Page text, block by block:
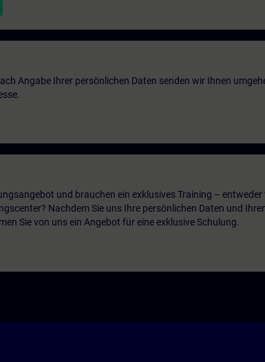
Angabe Ihrer persönlichen Daten senden wir Ihnen
und brauchen ein exklusives Training – entweder
Nachdem Sie uns Ihre persönlichen Daten und
Sie von uns ein Angebot für eine exklusive Schulung.